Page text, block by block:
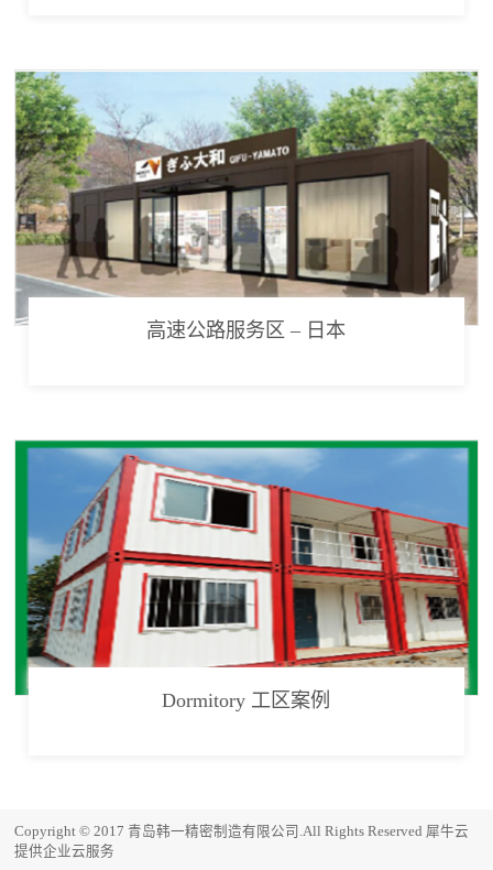
高速公路服务区 – 日本
Dormitory 工区案例
Copyright © 2017 青岛韩一精密制造有限公司.All Rights Reserved 犀牛云
提供企业云服务